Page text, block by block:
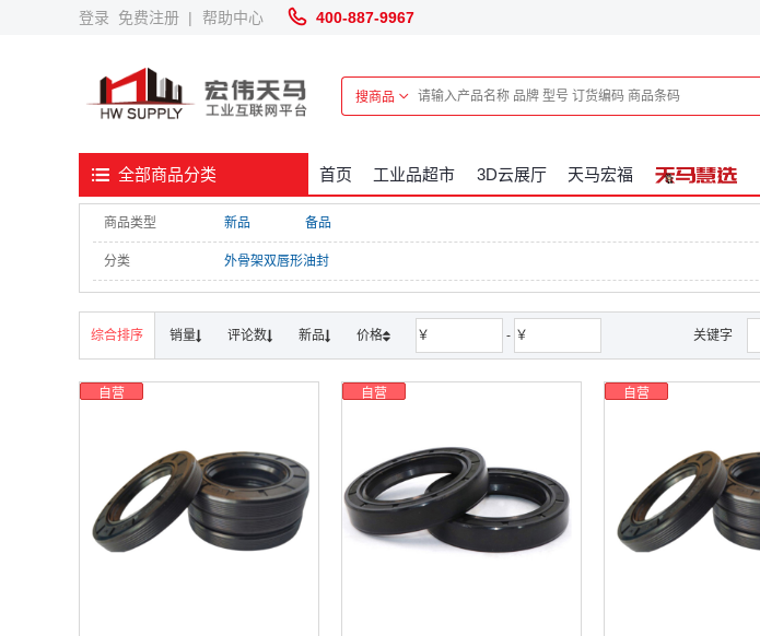
登录 免费注册 | 帮助中心 400-887-9967
搜商品
全部商品分类 首页 工业品超市 3D云展厅 天马宏福
商品类型 新品 备品
分类 外骨架双唇形油封
综合排序 销量 评论数 新品 价格 ￥ - ￥ 关键字
自营 自营 自营